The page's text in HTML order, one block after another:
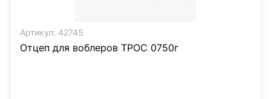
Артикул: 42745
Отцеп для воблеров ТРОС 0750г